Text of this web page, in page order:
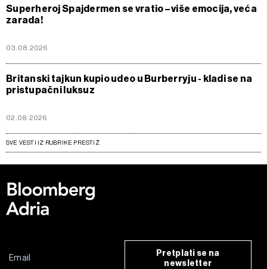
Superheroj Spajdermen se vratio – više emocija, veća
zarada!
03.08.2026
Britanski tajkun kupio udeo u Burberryju - kladi se na
pristupačni luksuz
02.08.2026
SVE VESTI IZ RUBRIKE PRESTIŽ
Pretplati se na
newsletter